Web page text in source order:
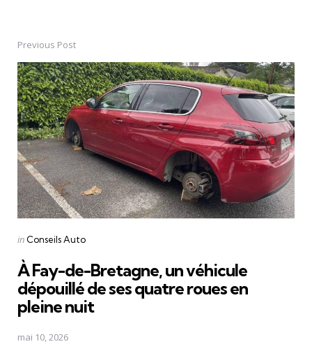
Post
navigation
Previous Post
Posted
in Conseils Auto
À Fay-de-Bretagne, un véhicule
dépouillé de ses quatre roues en
pleine nuit
mai 10, 2026